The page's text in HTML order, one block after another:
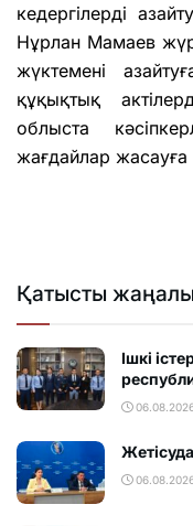
кедергілерді
Нұрлан Мамаев
жүктемені
құқықтық
облыста
жағдайлар жасауға
Қатысты
Ішкі